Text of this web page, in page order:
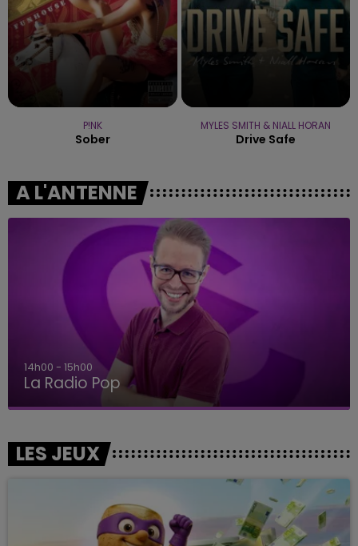
P!NK
Sober
MYLES SMITH & NIALL HORAN
Drive Safe
A L'ANTENNE
14h00 - 15h00
La Radio Pop
LES JEUX